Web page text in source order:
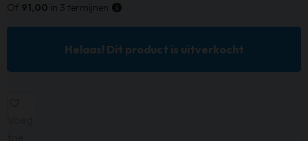
Of 91,00 in 3 termijnen
Helaas! Dit product is uitverkocht